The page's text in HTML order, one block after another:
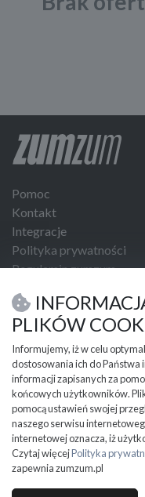
Pomoc
Kontakt
Integracje
Polityka prywatności
Regulamin zumzum
USŁUGI I NARZĘDZIA
PRZYDATNE
Partnerzy
Cennik
Mapa kategorii
Mapa miejscowości
Ważne informacje
PLIKÓW
Informujemy, iż w celu
dostosowania ich do
informacji zapisanych za
końcowych użytkowników.
pomocą ustawień swojej
naszego serwisu
internetowej oznacza, iż
Czytaj więcejPolityka
zapewnia zumzum.pl